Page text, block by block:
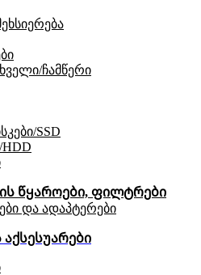
ჩამწერი
SSD
HDD
წყაროები, ფილტრები
და ადაპტერები